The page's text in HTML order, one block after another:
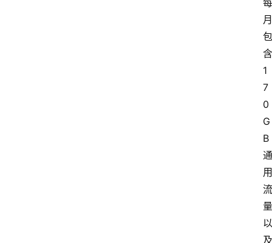
每
月
包
含
1
7
0
G
B
通
用
流
量
以
及